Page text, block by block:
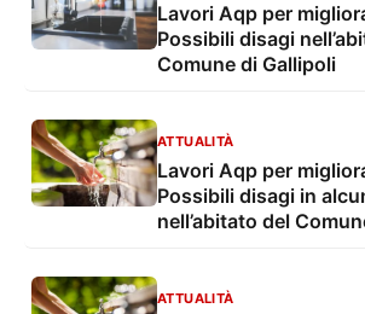
Lavori Aqp per
Possibili disagi
Comune di Gallipoli
ATTUALITÀ
Lavori Aqp per
Possibili disagi in
nell’abitato del
ATTUALITÀ